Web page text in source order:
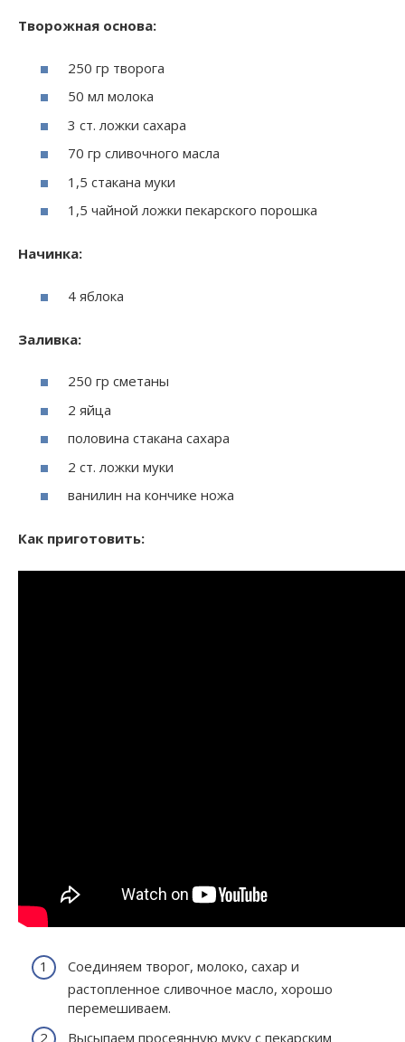
Творожная основа:
250 гр творога
50 мл молока
3 ст. ложки сахара
70 гр сливочного масла
1,5 стакана муки
1,5 чайной ложки пекарского порошка
Начинка:
4 яблока
Заливка:
250 гр сметаны
2 яйца
половина стакана сахара
2 ст. ложки муки
ванилин на кончике ножа
Как приготовить:
Соединяем творог, молоко, сахар и
растопленное сливочное масло, хорошо
перемешиваем.
Высыпаем просеянную муку с пекарским